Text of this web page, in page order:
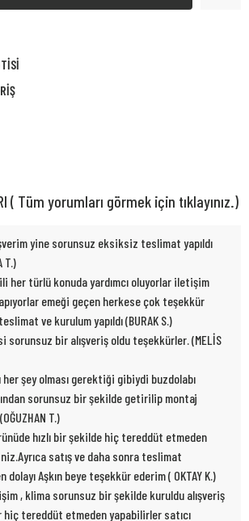
( Tüm yorumları görmek için tıklayınız.)
yine sorunsuz eksiksiz teslimat yapıldı
T.)
her türlü konuda yardımcı oluyorlar iletişim
emeği geçen herkese çok teşekkür
ve kurulum yapıldı (BURAK S.)
sorunsuz bir alışveriş oldu teşekkürler. (MELİS
şey olması gerektiği gibiydi buzdolabı
sorunsuz bir şekilde getirilip montaj
T.)
hızlı bir şekilde hiç tereddüt etmeden
satış ve daha sonra teslimat
Aşkın beye teşekkür ederim ( OKTAY K.)
, klima sorunsuz bir şekilde kuruldu alışveriş
hiç tereddüt etmeden yapabilirler satıcı